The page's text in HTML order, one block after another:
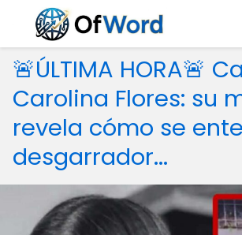
🚨ÚLTIMA HORA🚨
Carolina Flores: su
revela cómo se
desgarrador...